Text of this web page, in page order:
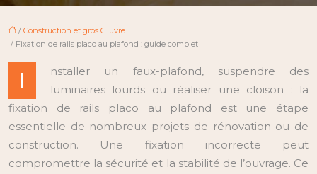
/ Construction et gros Œuvre
/ Fixation de rails placo au plafond : guide complet
I
nstaller un faux-plafond, suspendre des
luminaires lourds ou réaliser une cloison : la
fixation de rails placo au plafond est une étape
essentielle de nombreux projets de rénovation ou de
construction. Une fixation incorrecte peut
compromettre la sécurité et la stabilité de l’ouvrage. Ce